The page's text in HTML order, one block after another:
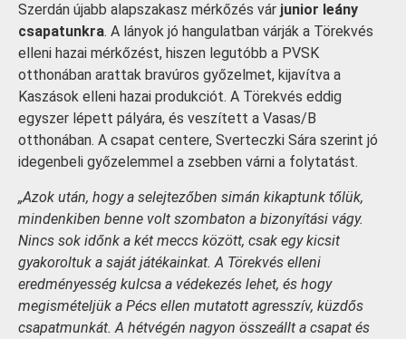
Szerdán újabb alapszakasz mérkőzés vár junior leány
csapatunkra. A lányok jó hangulatban várják a Törekvés
elleni hazai mérkőzést, hiszen legutóbb a PVSK
otthonában arattak bravúros győzelmet, kijavítva a
Kaszások elleni hazai produkciót. A Törekvés eddig
egyszer lépett pályára, és veszített a Vasas/B
otthonában. A csapat centere, Sverteczki Sára szerint jó
idegenbeli győzelemmel a zsebben várni a folytatást.
„Azok után, hogy a selejtezőben simán kikaptunk tőlük,
mindenkiben benne volt szombaton a bizonyítási vágy.
Nincs sok időnk a két meccs között, csak egy kicsit
gyakoroltuk a saját játékainkat. A Törekvés elleni
eredményesség kulcsa a védekezés lehet, és hogy
megismételjük a Pécs ellen mutatott agresszív, küzdős
csapatmunkát. A hétvégén nagyon összeállt a csapat és